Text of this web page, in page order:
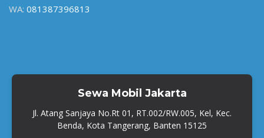
WA: 081387396813
Sewa Mobil Jakarta
Jl. Atang Sanjaya No.Rt 01, RT.002/RW.005, Kel, Kec.
Benda, Kota Tangerang, Banten 15125